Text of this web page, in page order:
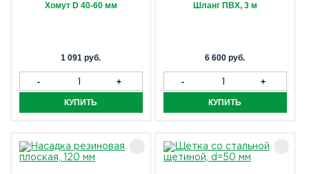
Хомут D 40-60 мм
1 091 руб.
Шланг ПВХ, 3 м
6 600 руб.